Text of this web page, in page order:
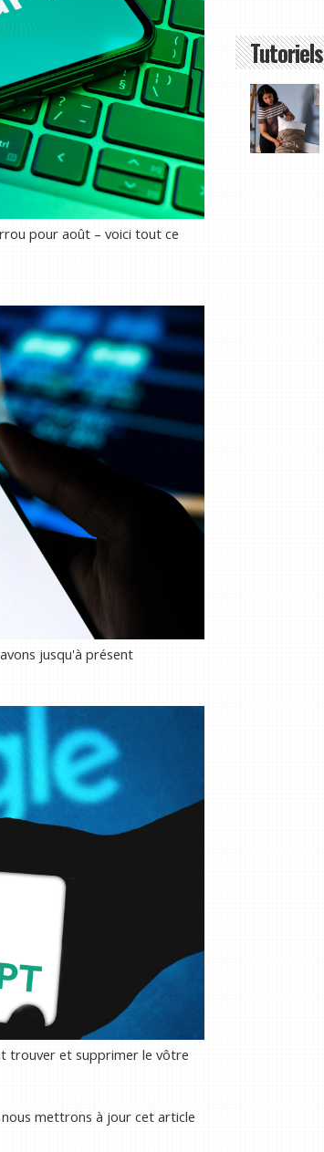
pour août – voici tout ce
jusqu'à présent
trouver et supprimer le vôtre
mettrons à jour cet article
Tutoriels